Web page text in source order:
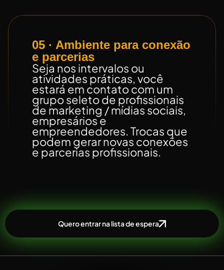
05 · Ambiente para conexão
e parcerias
Seja nos intervalos ou
atividades práticas, você
estará em contato com um
grupo seleto de profissionais
de marketing / mídias sociais,
empresários e
empreendedores. Trocas que
podem gerar novas conexões
e parcerias profissionais.
Quero entrar na lista de espera